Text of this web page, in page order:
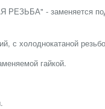
РЕЗЬБА" - заменяется
с холоднокатаной
гайкой.